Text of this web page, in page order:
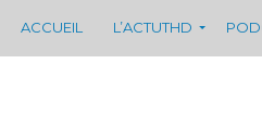
ACCUEIL L’ACTUTHD